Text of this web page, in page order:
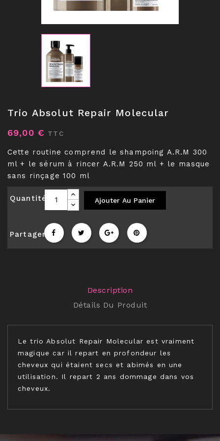
Trio Absolut Repair Molecular
69,00 € TTC
Cette routine comprend le shampoing A.R.M 300
ml + le sérum à rincer A.R.M 250 ml + le masque
sans rinçage 100 ml
Quantité Ajouter Au Panier
Partager
Description
Détails Du Produit
Le trio Absolut Repair Molecular est vraiment
magique car il repart en profondeur les
cheveux qui étaient secs et abimés en une
utilisation. Il repart 2 ans dommage dans vos
cheveux.